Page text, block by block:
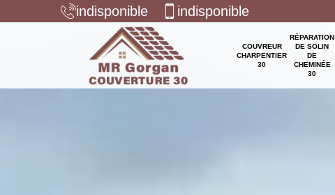
indisponible indisponible
COUVREUR
CHARPENTIER
30
RÉPARATION
DE SOLIN
DE
CHEMINÉE
30